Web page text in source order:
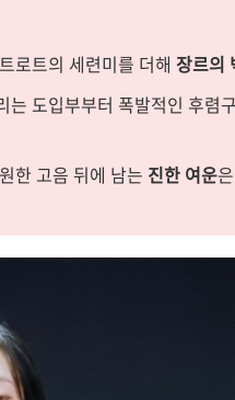
로트의 세련미를 더해 장르의
는 도입부부터 폭발적인 후렴
한 고음 뒤에 남는 진한 여운